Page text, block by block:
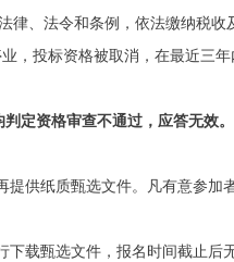
律、法令和条例，依法缴纳税
业，投标资格被取消，在最近三
定资格审查不通过，应答无效。
提供纸质甄选文件。凡有意参加
载甄选文件，报名时间截止后